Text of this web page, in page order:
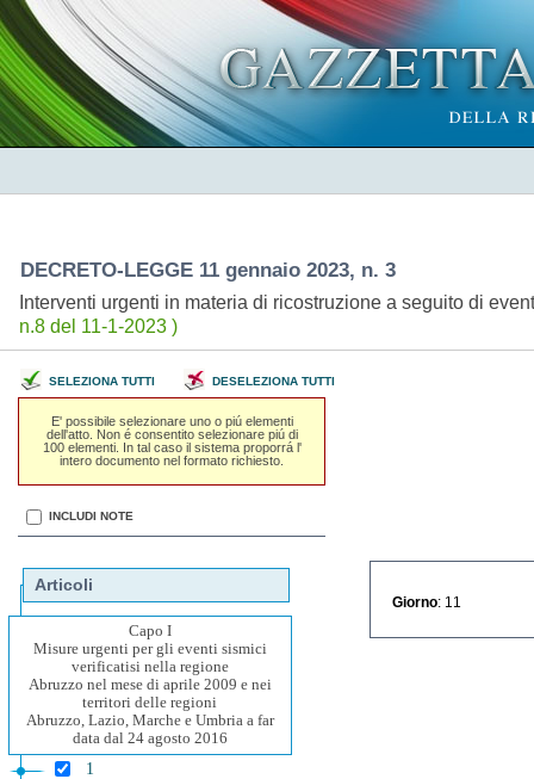
DECRETO-LEGGE 11 gennaio 2023, n. 3
Interventi urgenti in materia di ricostruzione a seguito di
n.8 del 11-1-2023 )
SELEZIONA TUTTI DESELEZIONA TUTTI
E' possibile selezionare uno o piú elementi
dell'atto. Non é consentito selezionare piú di
100 elementi. In tal caso il sistema proporrá l'
intero documento nel formato richiesto.
INCLUDI NOTE
Articoli
Capo I
Misure urgenti per gli eventi sismici
verificatisi nella regione
Abruzzo nel mese di aprile 2009 e nei
territori delle regioni
Abruzzo, Lazio, Marche e Umbria a far
data dal 24 agosto 2016
1
Giorno : 11